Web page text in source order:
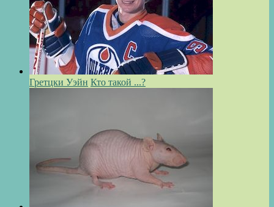
Гретцки Уэйн Кто такой ...?